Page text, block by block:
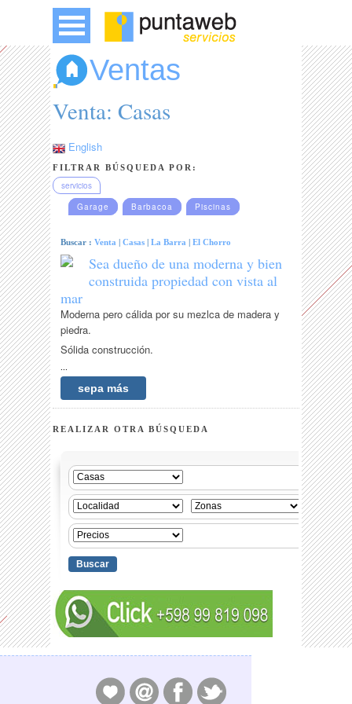
Ventas
Venta: Casas
English
FILTRAR BÚSQUEDA POR:
servicios
Garage
Barbacoa Piscinas
Buscar :Venta |Casas |La Barra |El Chorro
Sea dueño de una moderna y bien
construida propiedad con vista al
mar
Moderna pero cálida por su mezlca de madera y
piedra.
Sólida construcción.
...
sepa más
REALIZAR OTRA BÚSQUEDA